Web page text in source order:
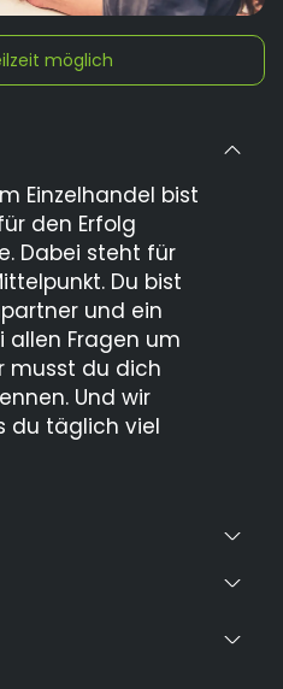
möglich
Einzelhandel bist
den Erfolg
Dabei steht für
Du bist
und ein
allen Fragen um
musst du dich
Und wir
du täglich viel